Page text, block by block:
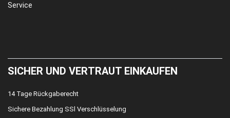
Service
SICHER UND VERTRAUT EINKAUFEN
14 Tage Rückgaberecht
Sichere Bezahlung SSl Verschlüsselung